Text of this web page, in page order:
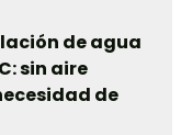
de agua
sin aire
de